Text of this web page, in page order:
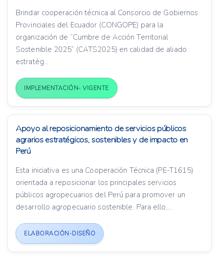
Brindar cooperación técnica al Consorcio de Gobiernos
Provinciales del Ecuador (CONGOPE) para la
organización de “Cumbre de Acción Territorial
Sostenible 2025” (CATS2025) en calidad de aliado
estratég...
IMPLEMENTACIÓN- VIGENTE
Apoyo al reposicionamiento de servicios públicos
agrarios estratégicos, sostenibles y de impacto en
Perú
Esta iniciativa es una Cooperación Técnica (PE-T1615)
orientada a reposicionar los principales servicios
públicos agropecuarios del Perú para promover un
desarrollo agropecuario sostenible. Para ello,...
ELABORACIÓN-DISEÑO